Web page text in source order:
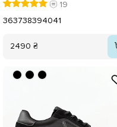
19
363738394041
2490 ₴